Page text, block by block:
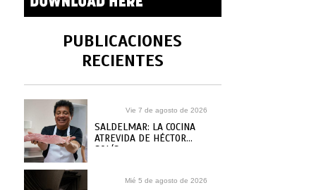
PUBLICACIONES
RECIENTES
Vie 7 de agosto de 2026
SALDELMAR: LA COCINA
ATREVIDA DE HÉCTOR
SOLÍS
Mié 5 de agosto de 2026